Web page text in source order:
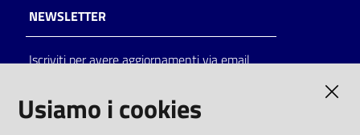
Catalogo
on line
NEWSLETTER
Iscriviti per avere aggiornamenti via email
Usiamo i cookies